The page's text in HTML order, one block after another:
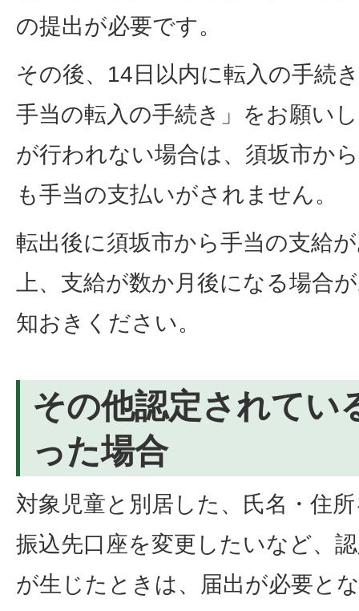
の提出が必要です。
その後、14日以内に転入の手続
手当の転入の手続き」をお願い
が行われない場合は、須坂市か
も手当の支払いがされません。
転出後に須坂市から手当の支給
上、支給が数か月後になる場合
知おきください。
その他認定されてい
った場合
対象児童と別居した、氏名・住
振込先口座を変更したいなど、
が生じたときは、届出が必要と